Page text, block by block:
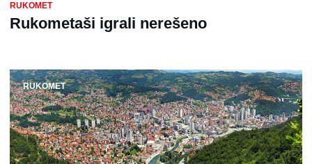
RUKOMET
Rukometaši igrali nerešeno
RUKOMET